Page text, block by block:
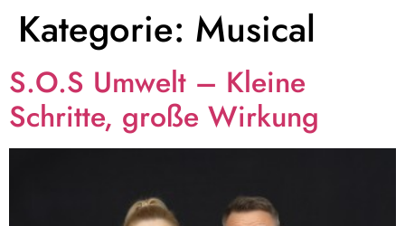
Kategorie: Musical
S.O.S Umwelt – Kleine
Schritte, große Wirkung